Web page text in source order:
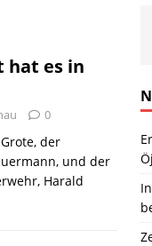
hat es in
0
der
und der
Harald